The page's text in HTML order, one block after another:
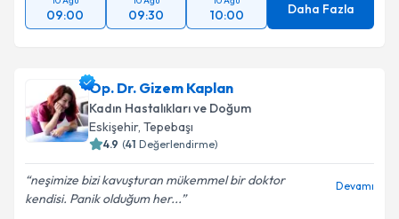
Takvim Talebini Gönder
09:00 09:30 10:00 Daha Fazla
Op. Dr. Gizem Kaplan
Kadın Hastalıkları ve Doğum
Eskişehir, Tepebaşı
4.9 (41 Değerlendirme)
neşimize bizi kavuşturan mükemmel bir doktor
kendisi. Panik olduğum her...
Devamı